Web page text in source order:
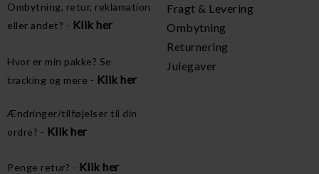
Ombytning, retur, reklamation
eller andet? - Klik her
Hvor er min pakke? Se
tracking og mere - Klik her
Ændringer/tilføjelser til din
ordre? - Klik her
Penge retur? - Klik her
Fragt & Levering
Ombytning
Returnering
Julegaver